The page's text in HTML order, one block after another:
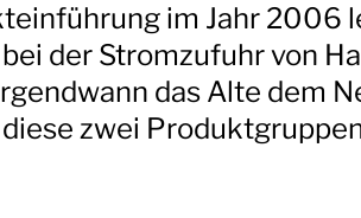
im Jahr 2006
der Stromzufuhr von
das Alte dem
zwei